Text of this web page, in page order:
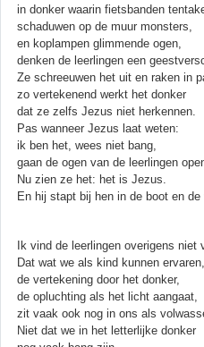
in donker waarin fietsbanden
schaduwen op de muur monsters,
en koplampen glimmende ogen,
denken de leerlingen een
Ze schreeuwen het uit en raken in
zo vertekenend werkt het donker
dat ze zelfs Jezus niet herkennen.
Pas wanneer Jezus laat weten:
ik ben het, wees niet bang,
gaan de ogen van de leerlingen
Nu zien ze het: het is Jezus.
En hij stapt bij hen in de boot en de
Ik vind de leerlingen overigens niet
Dat wat we als kind kunnen ervaren,
de vertekening door het donker,
de opluchting als het licht aangaat,
zit vaak ook nog in ons als
Niet dat we in het letterlijke donker